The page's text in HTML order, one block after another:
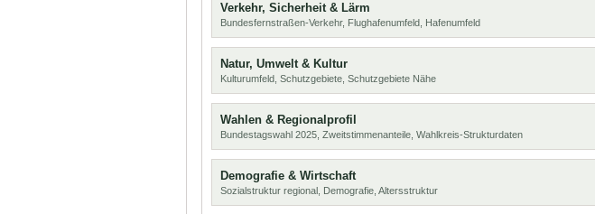
Verkehr, Sicherheit & Lärm
Bundesfernstraßen-Verkehr, Flughafenumfeld, Hafenumfeld
Natur, Umwelt & Kultur
Kulturumfeld, Schutzgebiete, Schutzgebiete Nähe
Wahlen & Regionalprofil
Bundestagswahl 2025, Zweitstimmenanteile, Wahlkreis-Strukturdaten
Demografie & Wirtschaft
Sozialstruktur regional, Demografie, Altersstruktur